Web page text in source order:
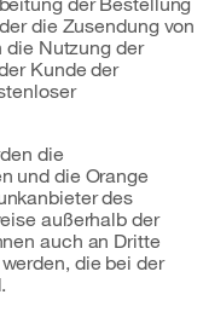
die Zusendung von
die Nutzung der
Kunde der
die
und die Orange
des
außerhalb der
auch an Dritte
die bei der